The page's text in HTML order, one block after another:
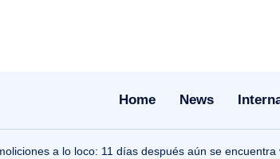
Home News
a lo loco: 11 días después aún se